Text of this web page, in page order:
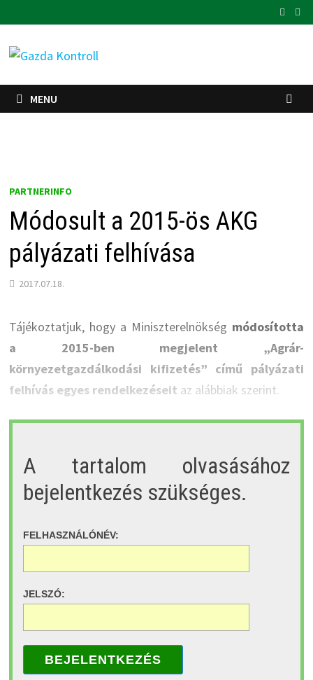
to
content
MENU
PARTNERINFO
Módosult a 2015-ös AKG
pályázati felhívása
2017.07.18.
Tájékoztatjuk, hogy a Miniszterelnökség módosította
a 2015-ben megjelent „Agrár-
környezetgazdálkodási kifizetés” című pályázati
felhívás egyes rendelkezéseit az alábbiak szerint.
A tartalom olvasásához
bejelentkezés szükséges.
FELHASZNÁLÓNÉV:
JELSZÓ:
BEJELENTKEZÉS